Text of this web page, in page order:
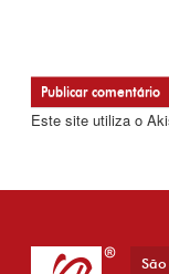
Este site utiliza o